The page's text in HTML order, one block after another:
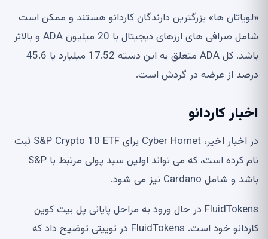
«لویاتان ها» بزرگترین دارندگان کاردانو هستند و ممکن است
شامل صرافی های ارزهای دیجیتال با 20 میلیون ADA و بالاتر
باشد. کل ADA متعلق به این دسته 17.52 میلیارد یا 45.6
درصد از عرضه در گردش است.
اخبار کاردانو
در اخبار اخیر، Cyber ​​Hornet برای S&P Crypto 10 ETF ثبت
نام کرده است، که می تواند اولین سبد پولی مرتبط با S&P
باشد و شامل Cardano نیز می شود.
FluidTokens در حال ورود به مراحل پایانی پل بیت کوین
کاردانو خود است. FluidTokens در توییتی توضیح داد که